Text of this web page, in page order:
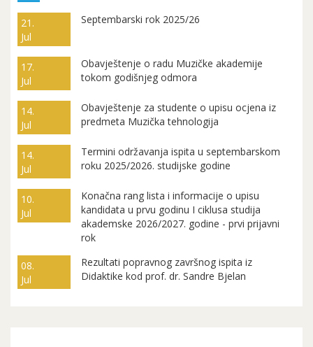
21.
Jul
Septembarski rok 2025/26
17.
Jul
Obavještenje o radu Muzičke akademije
tokom godišnjeg odmora
14.
Jul
Obavještenje za studente o upisu ocjena iz
predmeta Muzička tehnologija
14.
Jul
Termini održavanja ispita u septembarskom
roku 2025/2026. studijske godine
10.
Jul
Konačna rang lista i informacije o upisu
kandidata u prvu godinu I ciklusa studija
akademske 2026/2027. godine - prvi prijavni
rok
08.
Jul
Rezultati popravnog završnog ispita iz
Didaktike kod prof. dr. Sandre Bjelan